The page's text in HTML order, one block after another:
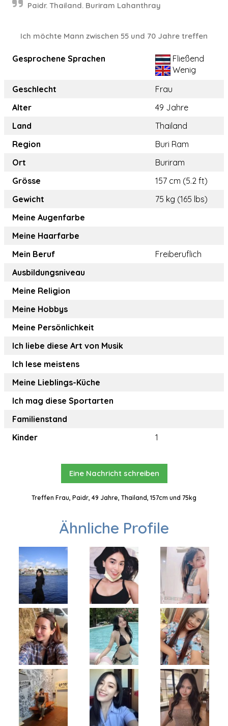
Paidr. Thailand. Buriram Lahanthray
Ich möchte Mann zwischen 55 und 70 Jahre treffen
Gesprochene Sprachen
Fließend
Wenig
Geschlecht
Frau
Alter
49 Jahre
Land
Thailand
Region
Buri Ram
Ort
Buriram
Grösse
157 cm (5.2 ft)
Gewicht
75 kg (165 lbs)
Meine Augenfarbe
Meine Haarfarbe
Mein Beruf
Freiberuflich
Ausbildungsniveau
Meine Religion
Meine Hobbys
Meine Persönlichkeit
Ich liebe diese Art von Musik
Ich lese meistens
Meine Lieblings-Küche
Ich mag diese Sportarten
Familienstand
Kinder
1
Eine Nachricht schreiben
Treffen Frau, Paidr, 49 Jahre, Thailand, 157cm und 75kg
Ähnliche Profile